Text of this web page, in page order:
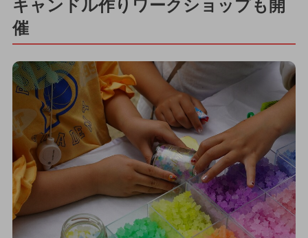
キャンドル作りワークショップも開
催